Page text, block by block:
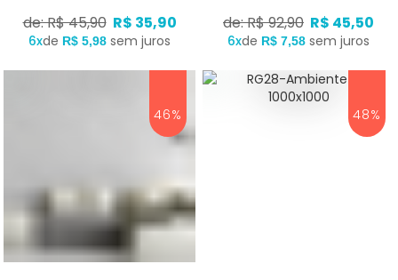
de: R$ 45,90 R$ 35,90
6xde R$ 5,98 sem juros
de: R$ 92,90 R$ 45,50
6xde R$ 7,58 sem juros
46% 48%